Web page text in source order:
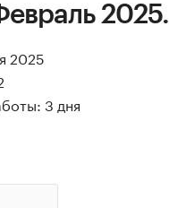
2025.
2025
3 дня